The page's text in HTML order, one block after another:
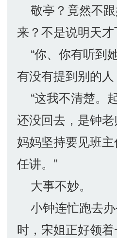
敬亭？竟然不
来？不是说明天才
“你、你有听到
有没有提到别的人
“这我不清楚。
还没回去，是钟
妈妈坚持要见班
任讲。”
大事不妙。
小钟连忙跑去
时，宋姐正好领